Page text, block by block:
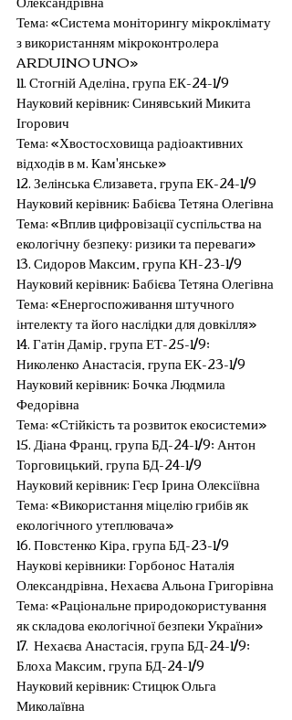
Тема: «Система моніторингу мікроклімату
з використанням мікроконтролера
ARDUINO UNO»
11. Стогній Аделіна, група ЕК-24-1/9
Науковий керівник: Синявський Микита
Ігорович
Тема: «Хвостосховища радіоактивних
відходів в м. Кам'янське»
12. Зелінська Єлизавета, група ЕК-24-1/9
Науковий керівник: Бабієва Тетяна Олегівна
Тема: «Вплив цифровізації суспільства на
екологічну безпеку: ризики та переваги»
13. Сидоров Максим, група КН-23-1/9
Науковий керівник: Бабієва Тетяна Олегівна
Тема: «Енергоспоживання штучного
інтелекту та його наслідки для довкілля»
14. Гатін Дамір, група ЕТ-25-1/9;
Николенко Анастасія, група ЕК-23-1/9
Науковий керівник: Бочка Людмила
Федорівна
Тема: «Стійкість та розвиток екосистеми»
15. Діана Франц, група БД-24-1/9; Антон
Торговицький, група БД-24-1/9
Науковий керівник: Геєр Ірина Олексіївна
Тема: «Використання міцелію грибів як
екологічного утеплювача»
16. Повстенко Кіра, група БД-23-1/9
Наукові керівники: Горбонос Наталія
Олександрівна, Нехаєва Альона Григорівна
Тема: «Раціональне природокористування
як складова екологічної безпеки України»
17.  Нехаєва Анастасія, група БД-24-1/9;
Блоха Максим, група БД-24-1/9
Науковий керівник: Стицюк Ольга
Миколаївна